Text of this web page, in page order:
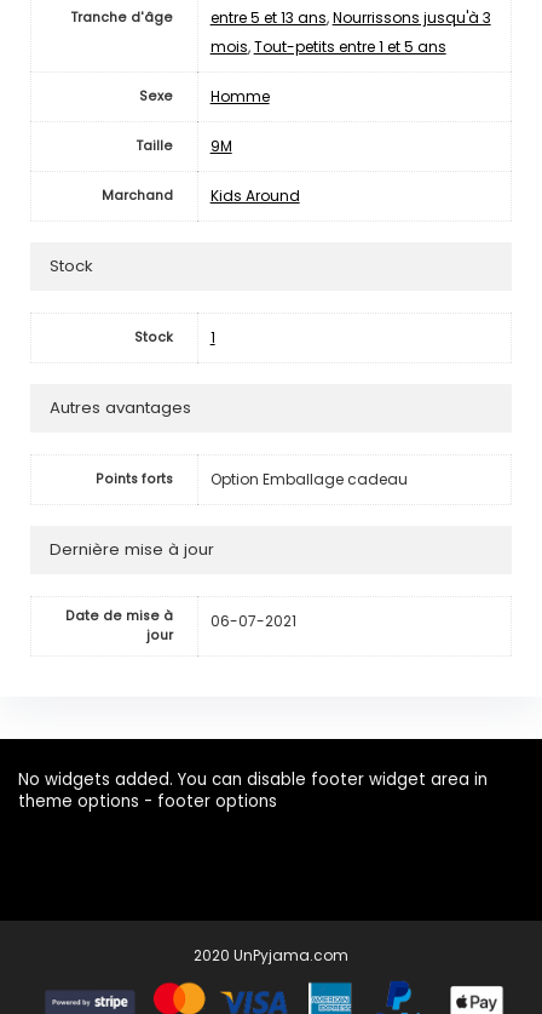
Tranche d'âge
entre 5 et 13 ans,Nourrissons jusqu'à 3
mois,Tout-petits entre 1 et 5 ans
Sexe Homme
Taille 9M
Marchand Kids Around
Stock
Stock 1
Autres avantages
Points forts Option Emballage cadeau
Dernière mise à jour
Date de mise à
jour
06-07-2021
No widgets added. You can disable footer widget area in
theme options - footer options
2020 UnPyjama.com